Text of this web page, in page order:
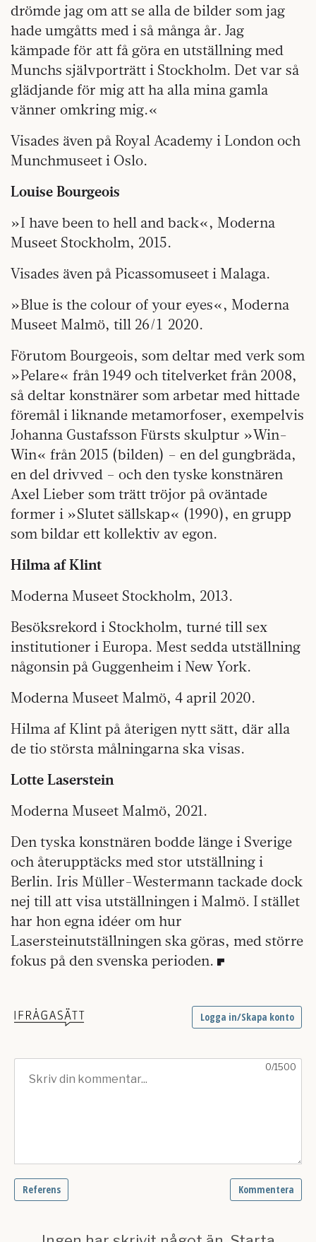
drömde jag om att se alla de bilder som jag
hade umgåtts med i så många år. Jag
kämpade för att få göra en utställning med
Munchs självporträtt i Stockholm. Det var så
glädjande för mig att ha alla mina gamla
vänner omkring mig.«
Visades även på Royal Academy i London och
Munch­museet i Oslo.
Louise Bourgeois
»I have been to hell and back«, Moderna
Museet Stockholm, 2015.
Visades även på Picassomuseet i Malaga.
»Blue is the colour of your eyes«, Moderna
Museet Malmö, till 26/1 2020.
Förutom Bourgeois, som deltar med verk som
»Pelare« från 1949 och titelverket från 2008,
så deltar konstnärer som arbetar med hittade
föremål i liknande metamorfoser, exempelvis
Johanna Gustafsson Fürsts skulptur »Win-
Win« från 2015 (bilden) – en del gungbräda,
en del drivved – och den tyske konstnären
Axel Lieber som trätt tröjor på oväntade
former i »Slutet sällskap« (1990), en grupp
som bildar ett kollektiv av egon.
Hilma af Klint
Moderna Museet Stockholm, 2013.
Besöksrekord i Stockholm, turné till sex
institutioner i Europa. Mest sedda utställning
någonsin på Guggenheim i New York.
Moderna Museet Malmö, 4 april 2020.
Hilma af Klint på återigen nytt sätt, där alla
de tio största målningarna ska visas.
Lotte Laserstein
Moderna Museet Malmö, 2021.
Den tyska konstnären bodde länge i Sverige
och återupptäcks med stor utställning i
Berlin. Iris Müller-Westermann tackade dock
nej till att visa utställningen i Malmö. I stället
har hon egna idéer om hur
Lasersteinutställningen ska göras, med större
fokus på den svenska perioden.